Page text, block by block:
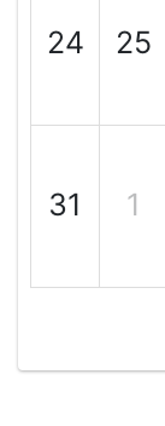
24 25
31 1